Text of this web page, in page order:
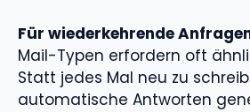
Für wiederkehrende
Mail-Typen erfordern oft
Statt jedes Mal neu zu
automatische Antworten